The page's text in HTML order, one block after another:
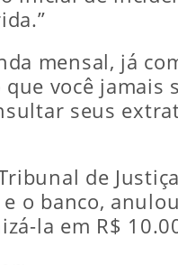
mensal, já
você jamais
seus
de
o banco,
la em R$